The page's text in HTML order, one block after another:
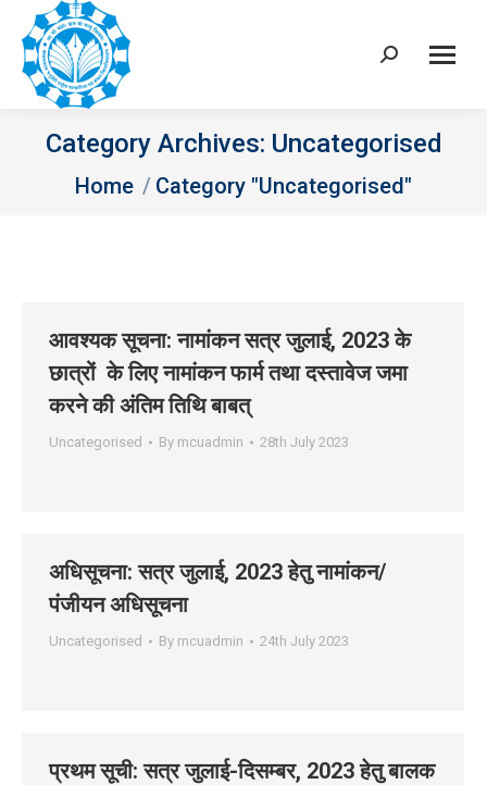
Search:
Category Archives: Uncategorised
You are here:
Home Category "Uncategorised"
आवश्‍यक सूचना: नामांकन सत्र जुलाई, 2023 के
छात्रों के लिए नामांकन फार्म तथा दस्‍तावेज जमा
करने की अंतिम तिथि बाबत्
Uncategorised By mcuadmin 28th July 2023
अधिसूचना: सत्र जुलाई, 2023 हेतु नामांकन/
पंजीयन अधिसूचना
Uncategorised By mcuadmin 24th July 2023
प्रथम सूची: सत्र जुलाई-दिसम्‍बर, 2023 हेतु बालक